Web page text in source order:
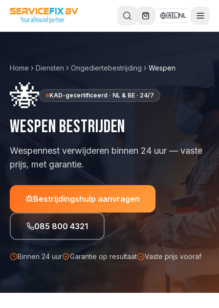
Direct naar inhoud
🇳🇱NL
Home Diensten Ongediertebestrijding Wespen
🐝 KAD-gecertificeerd · NL & BE · 24/7
Wespen bestrijden
Wespennest verwijderen binnen 24 uur — vaste
prijs, met garantie.
Bestrijdingshulp aanvragen
085 800 4321
Binnen 24 uur Garantie op resultaat Vaste prijs vooraf